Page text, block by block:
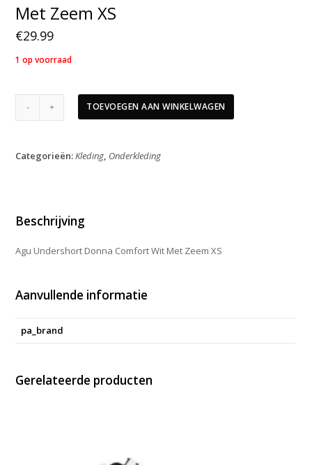
Met Zeem XS
€29.99
1 op voorraad
Undershort
Wit
aantal
TOEVOEGEN AAN WINKELWAGEN
Categorieën:Kleding, Onderkleding
Beschrijving
Agu Undershort Donna Comfort Wit Met Zeem XS
Aanvullende informatie
pa_brand
Gerelateerde producten